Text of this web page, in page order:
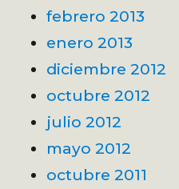
febrero 2013
enero 2013
diciembre 2012
octubre 2012
julio 2012
mayo 2012
octubre 2011